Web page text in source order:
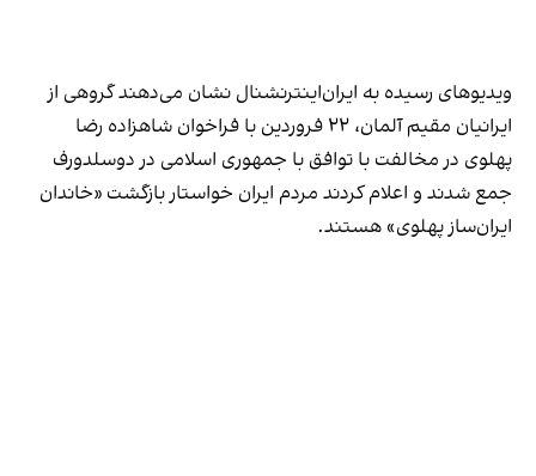
ویدیوهای رسیده به ایران‌اینترنشنال نشان می‌دهند گروهی از
ایرانیان مقیم آلمان، ۲۲ فروردین با فراخوان شاهزاده رضا
پهلوی در مخالفت با توافق با جمهوری اسلامی در دوسلدورف
جمع شدند و اعلام کردند مردم ایران خواستار بازگشت «خاندان
ایران‌ساز پهلوی» هستند.